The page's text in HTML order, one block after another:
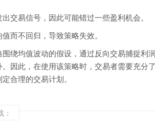
交易信号，因此可能错过一些盈利机会。
而不回归，导致策略失效。
绕均值波动的假设，通过反向交易捕捉利润
因此，在使用该策略时，交易者需要充分
合理的交易计划。